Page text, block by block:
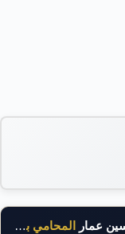
عمار المحامي بالنقض